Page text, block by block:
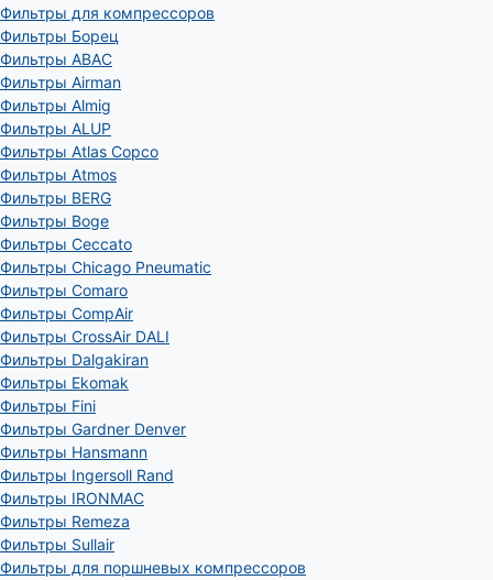
Фильтры для компрессоров
Фильтры Борец
Фильтры ABAC
Фильтры Airman
Фильтры Almig
Фильтры ALUP
Фильтры Atlas Copco
Фильтры Atmos
Фильтры BERG
Фильтры Boge
Фильтры Ceccato
Фильтры Chicago Pneumatic
Фильтры Comaro
Фильтры CompAir
Фильтры CrossAir DALI
Фильтры Dalgakiran
Фильтры Ekomak
Фильтры Fini
Фильтры Gardner Denver
Фильтры Hansmann
Фильтры Ingersoll Rand
Фильтры IRONMAC
Фильтры Remeza
Фильтры Sullair
Фильтры для поршневых компрессоров